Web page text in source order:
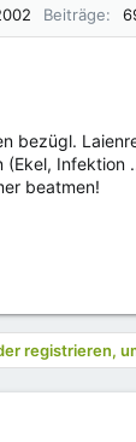
Beiträge
bezügl.
(Ekel, Infektion
beatmen!
registrieren,